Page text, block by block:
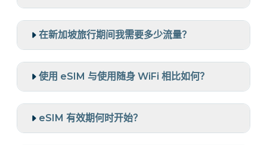
在新加坡旅行期间我需要多少流量？
使用 eSIM 与使用随身 WiFi 相比如何？
eSIM 有效期何时开始？